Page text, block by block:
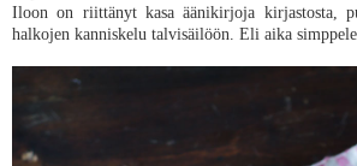
Iloon on riittänyt kasa äänikirjoja kirjastosta,
halkojen kanniskelu talvisäilöön. Eli aika